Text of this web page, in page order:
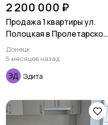
2 200 000 ₽
Продажа 1 квартиры ул.
Полоцкая в Пролетарском
районе
Донецк
5 месяцев назад
Эдита